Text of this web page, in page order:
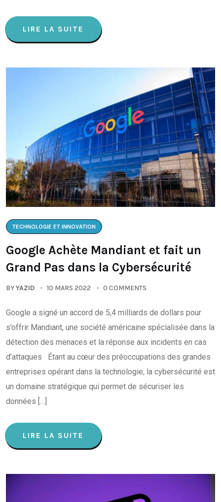
LIRE LA SUITE
TECHNOLOGIE ET INNOVATION
Google Achète Mandiant et fait un
Grand Pas dans la Cybersécurité
BYYAZID 10 MARS 2022 0 COMMENTS
Google a signé un accord de 5,4 milliards de dollars pour
s’offrir Mandiant, une société américaine spécialisée dans la
détection des menaces et la réponse aux incidents en cas
d’attaques Étant au cœur des préoccupations des grandes
entreprises opérant dans la technologie, la cybersécurité est
un domaine stratégique qui permet de sécuriser les
données […]
LIRE LA SUITE